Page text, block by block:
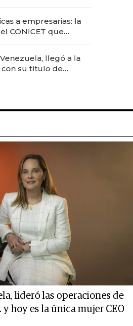
a empresarias: la
CONICET que
llegó a la
su título de
lideró las operaciones de
hoy es la única mujer CEO